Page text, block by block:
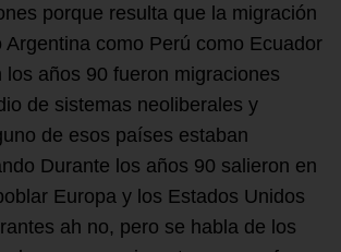
porque resulta que la migración
Argentina como Perú como Ecuador
los años 90 fueron migraciones
de sistemas neoliberales y
de esos países estaban
Durante los años 90 salieron en
Europa y los Estados Unidos
ah no, pero se habla de los